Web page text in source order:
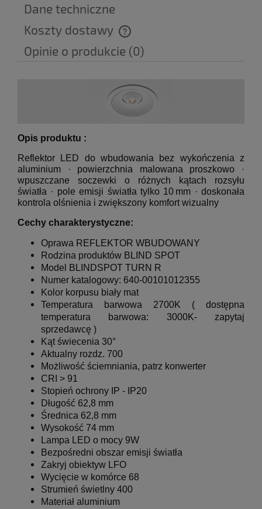
Dane techniczne
Koszty dostawy
Cena nie zawiera ewentualnych kosztów płatności
Opinie o produkcie (0)
Opis produktu :
Reflektor LED do wbudowania bez wykończenia z
aluminium · powierzchnia malowana proszkowo ·
wpuszczane soczewki o różnych kątach rozsyłu
światła · pole emisji światła tylko 10 mm · doskonała
kontrola olśnienia i zwiększony komfort wizualny
Cechy charakterystyczne:
Oprawa REFLEKTOR WBUDOWANY
Rodzina produktów BLIND SPOT
Model BLINDSPOT TURN R
Numer katalogowy: 640-00101012355
Kolor korpusu biały mat
Temperatura barwowa
2700K ( dostępna
temperatura barwowa: 3000K- zapytaj
sprzedawcę )
Kąt świecenia 30°
Aktualny rozdz. 700
Możliwość ściemniania, patrz konwerter
CRI > 91
Stopień ochrony IP - IP20
Długość 62,8 mm
Średnica 62,8 mm
Wysokość 74 mm
Lampa LED o mocy 9W
Bezpośredni obszar emisji światła
Zakryj obiektyw LFO
Wycięcie w komórce 68
Strumień świetlny 400
Materiał aluminium